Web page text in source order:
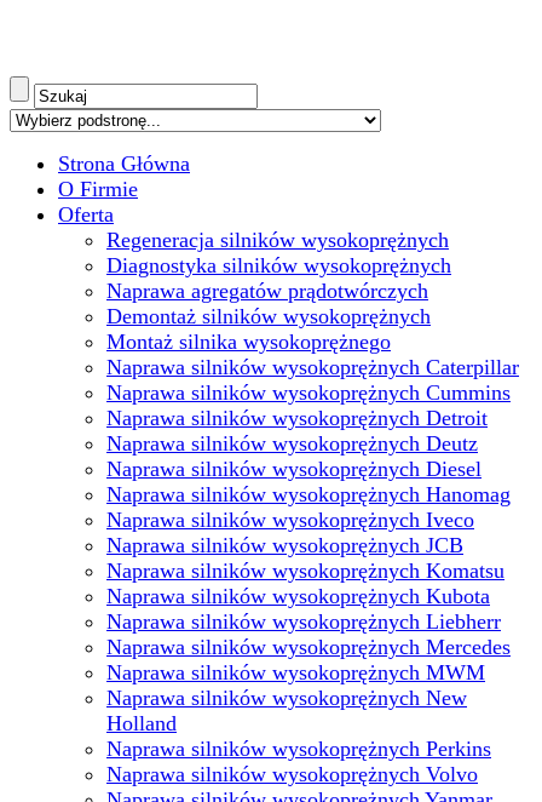
Strona Główna
O Firmie
Oferta
Regeneracja silników wysokoprężnych
Diagnostyka silników wysokoprężnych
Naprawa agregatów prądotwórczych
Demontaż silników wysokoprężnych
Montaż silnika wysokoprężnego
Naprawa silników wysokoprężnych Caterpillar
Naprawa silników wysokoprężnych Cummins
Naprawa silników wysokoprężnych Detroit
Naprawa silników wysokoprężnych Deutz
Naprawa silników wysokoprężnych Diesel
Naprawa silników wysokoprężnych Hanomag
Naprawa silników wysokoprężnych Iveco
Naprawa silników wysokoprężnych JCB
Naprawa silników wysokoprężnych Komatsu
Naprawa silników wysokoprężnych Kubota
Naprawa silników wysokoprężnych Liebherr
Naprawa silników wysokoprężnych Mercedes
Naprawa silników wysokoprężnych MWM
Naprawa silników wysokoprężnych New
Holland
Naprawa silników wysokoprężnych Perkins
Naprawa silników wysokoprężnych Volvo